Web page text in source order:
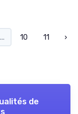
... 10 11 ›
de